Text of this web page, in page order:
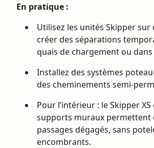
En pratique :
Utilisez les unités Skipper sur
créer des séparations
quais de chargement ou dans
Installez des systèmes
des cheminements semi-
Pour l’intérieur : le Skipper
supports muraux permettent
passages dégagés, sans
encombrants.